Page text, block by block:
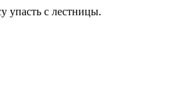
упасть с лестницы.